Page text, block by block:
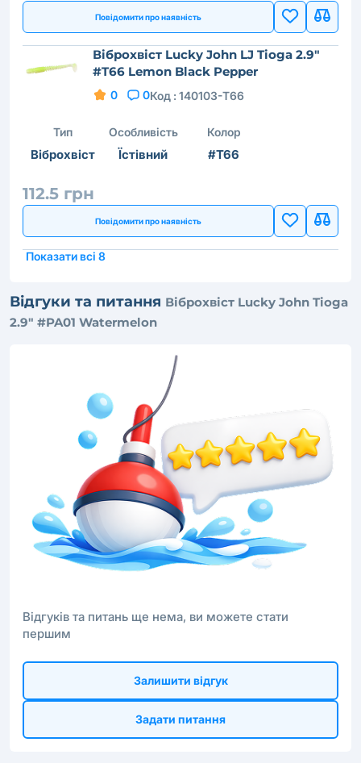
Повідомити про наявність
Віброхвіст Lucky John LJ Tioga 2.9"
#T66 Lemon Black Pepper
0 0Код : 140103-T66
Тип
Віброхвіст
Особливість
Їстівний
Колор
#T66
112.5 грн
Повідомити про наявність
Показати всі 8
Відгуки та питання Віброхвіст Lucky John Tioga
2.9" #PA01 Watermelon
Відгуків та питань ще нема, ви можете стати
першим
Залишити відгук
Задати питання